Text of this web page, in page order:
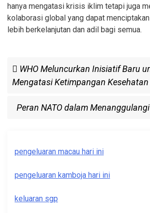
hanya mengatasi krisis iklim tetapi juga
kolaborasi global yang dapat
lebih berkelanjutan dan adil bagi semua.
Post
navigation
Previous
Post
WHO Meluncurkan Inisiatif Baru
Mengatasi Ketimpangan Kesehatan
Next
Peran NATO dalam
pengeluaran macau hari ini
pengeluaran kamboja hari ini
keluaran sgp